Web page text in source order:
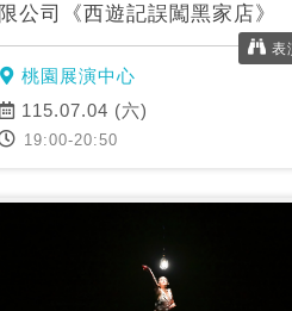
限公司《西遊記誤闖黑家店》
桃園展演中心
表
115.07.04 (六)
19:00-20:50